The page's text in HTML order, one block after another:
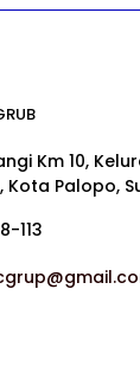
Km 10,
Kota Palopo,
113